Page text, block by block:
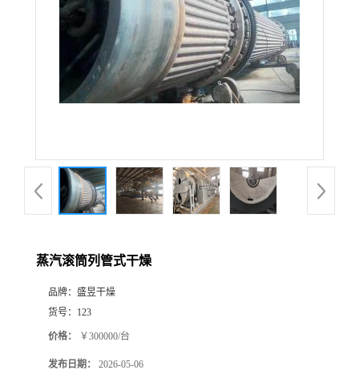
蒸汽滚筒列管式干燥
品牌： 盛昱干燥
货号： 123
价格： ￥300000/台
发布日期： 2026-05-06